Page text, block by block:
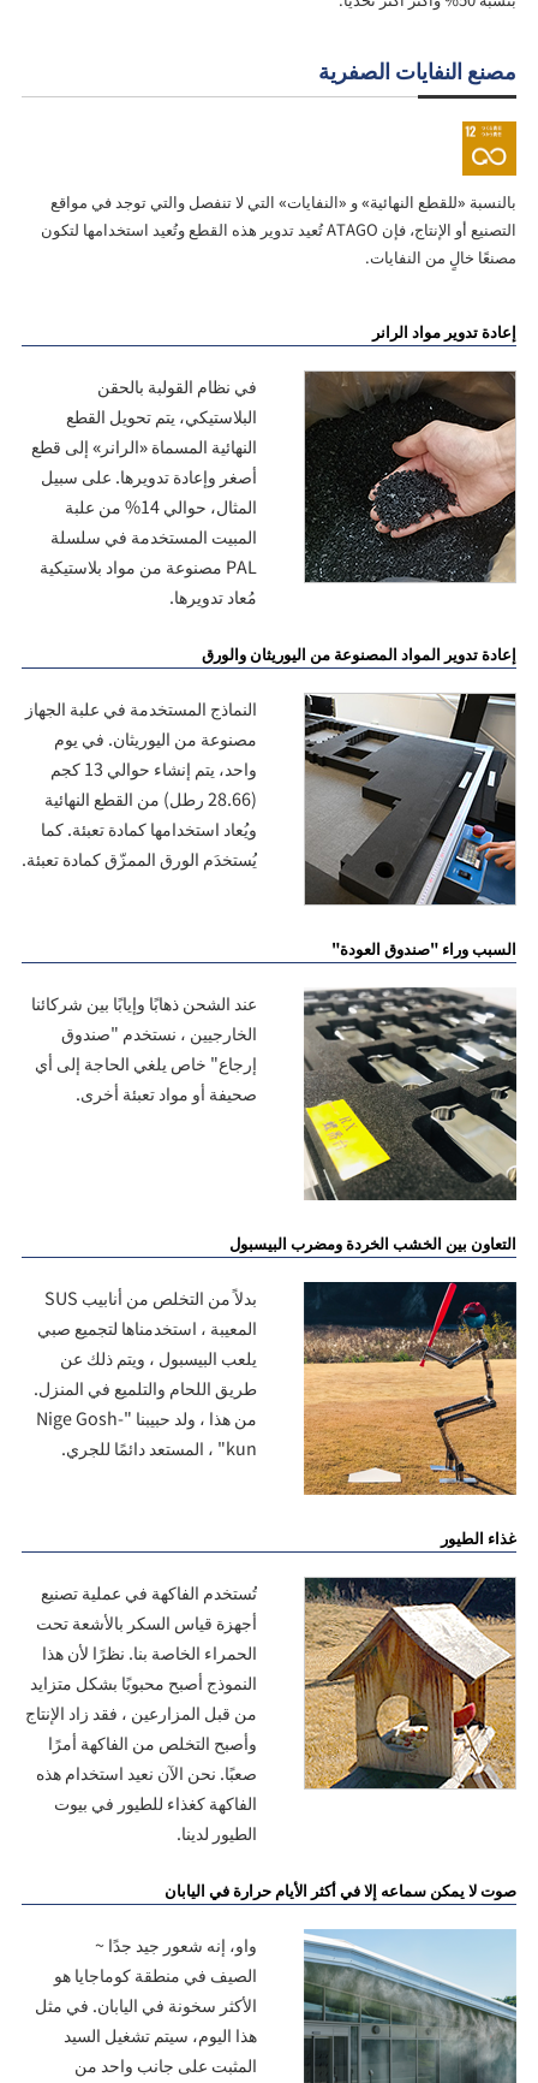
مصنع النفايات الصفرية
بالنسبة «للقطع النهائية» و «النفايات» التي لا تنفصل والتي توجد في مواقع
التصنيع أو الإنتاج، فإن ATAGO تُعيد تدوير هذه القطع وتُعيد استخدامها لتكون
مصنعًا خالٍ من النفايات.
إعادة تدوير مواد الرانر
في نظام القولبة بالحقن
البلاستيكي، يتم تحويل القطع
النهائية المسماة «الرانر» إلى قطع
أصغر وإعادة تدويرها. على سبيل
المثال، حوالي 14% من علبة
المبيت المستخدمة في سلسلة
PAL مصنوعة من مواد بلاستيكية
مُعاد تدويرها.
إعادة تدوير المواد المصنوعة من اليوريثان والورق
النماذج المستخدمة في علبة الجهاز
مصنوعة من اليوريثان. في يوم
واحد، يتم إنشاء حوالي 13 كجم
(28.66 رطل) من القطع النهائية
ويُعاد استخدامها كمادة تعبئة. كما
يُستخدَم الورق الممزّق كمادة تعبئة.
السبب وراء "صندوق العودة"
عند الشحن ذهابًا وإيابًا بين شركائنا
الخارجيين ، نستخدم "صندوق
إرجاع" خاص يلغي الحاجة إلى أي
صحيفة أو مواد تعبئة أخرى.
التعاون بين الخشب الخردة ومضرب البيسبول
بدلاً من التخلص من أنابيب SUS
المعيبة ، استخدمناها لتجميع صبي
يلعب البيسبول ، ويتم ذلك عن
طريق اللحام والتلميع في المنزل.
من هذا ، ولد حبيبنا "Nige Gosh-
kun" ، المستعد دائمًا للجري.
غذاء الطيور
تُستخدم الفاكهة في عملية تصنيع
أجهزة قياس السكر بالأشعة تحت
الحمراء الخاصة بنا. نظرًا لأن هذا
النموذج أصبح محبوبًا بشكل متزايد
من قبل المزارعين ، فقد زاد الإنتاج
وأصبح التخلص من الفاكهة أمرًا
صعبًا. نحن الآن نعيد استخدام هذه
الفاكهة كغذاء للطيور في بيوت
الطيور لدينا.
صوت لا يمكن سماعه إلا في أكثر الأيام حرارة في اليابان
واو، إنه شعور جيد جدًا ~
الصيف في منطقة كوماجايا هو
الأكثر سخونة في اليابان. في مثل
هذا اليوم، سيتم تشغيل السيد
المثبت على جانب واحد من